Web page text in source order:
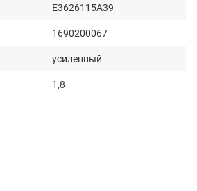
E3626115A39
1690200067
усиленный
1,8